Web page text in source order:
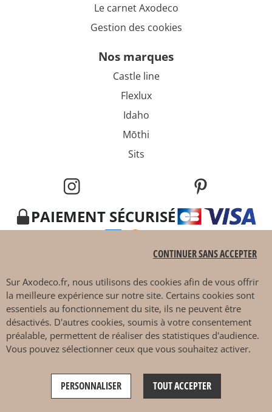
Le carnet Axodeco
Gestion des cookies
nos marques
Castle line
Flexlux
Idaho
Mōthi
Sits
PAIEMENT SÉCURISÉ
Ce site est protégé par reCAPTCHA et lesrègles de
confidentialitéetconditions d'utilisation de Google
Sur Axodeco.fr, nous utilisons des cookies afin de vous offrir
la meilleure expérience sur notre site. Certains cookies sont
essentiels au fonctionnement du site, ils ne peuvent être
désactivés. D'autres cookies, soumis à votre consentement
préalable, permettent de réaliser des statistiques d'audience.
Vous pouvez sélectionner ceux que vous souhaitez activer.
TOUT ACCEPTER
CONTINUER SANS ACCEPTER
PERSONNALISER